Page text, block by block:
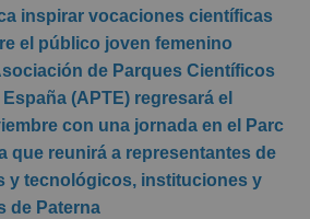
inspirar vocaciones científicas
el público joven femenino
de Parques Científicos
(APTE) regresará el
con una jornada en el Parc
que reunirá a representantes de
y tecnológicos, instituciones y
de Paterna